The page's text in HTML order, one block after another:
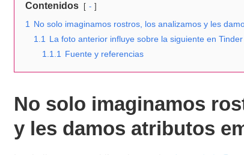
Contenidos -
1
No solo imaginamos rostros, los analizamos y les
1.1
La foto anterior influye sobre la siguiente en Tinder
1.1.1
Fuente y referencias
No solo imaginamos
y les damos atributos